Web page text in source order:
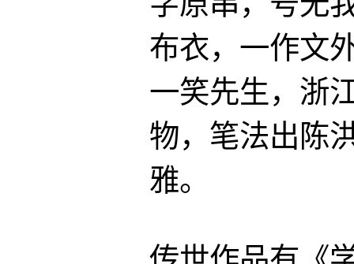
布衣，一作文
一笑先生，浙
物，笔法出陈
雅。